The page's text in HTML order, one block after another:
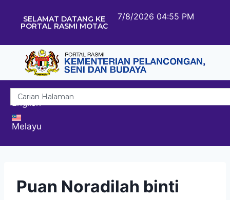
SELAMAT DATANG KE
PORTAL RASMI MOTAC
7/8/2026 04:55 PM
English
Melayu
Puan Noradilah binti